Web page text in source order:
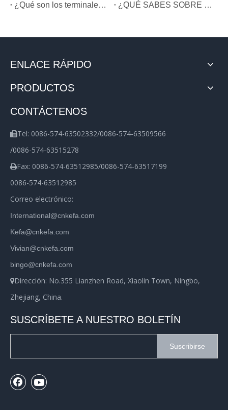
¿Qué son los terminales preaislados?
¿QUÉ SABES SOBRE EL CONECTOR DE CABLE?
ENLACE RÁPIDO
PRODUCTOS
CONTÁCTENOS
Tel: 0086-574-63502332/0086-574-63509566
/0086-574-63515278
Fax: 0086-574-63512985/0086-574-63517199
0086-574-63512985
Correo electrónico:
International@cnkefa.com
Kefa@cnkefa.com
Vivian@cnkefa.com
bingo@cnkefa.com
Dirección: No.355 Lianzhen Road, Xiaolin Town, Ningbo,
Zhejiang, China.
SUSCRÍBETE A NUESTRO BOLETÍN
Suscribirse